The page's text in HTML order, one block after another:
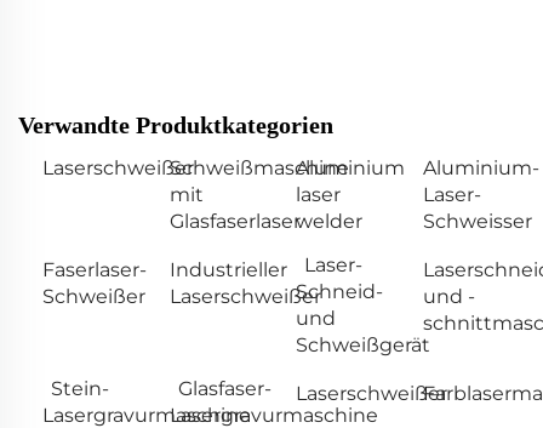
Verwandte Produktkategorien
LaserschweißerSchweißmaschine
mit
Glasfaserlaser
Aluminium
laser
welder
Aluminium-
Laser-
Schweisser
Faserlaser-
Schweißer
Industrieller
Laserschweißer
Laser-
Schneid-
und
Schweißgerät
und -
Stein-
Lasergravurmaschine
Glasfaser-
Lasergravurmaschine
Laserschweißer